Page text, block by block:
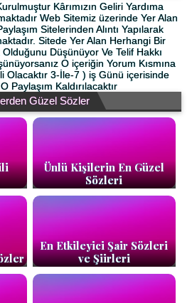
Kârımızın Geliri Yardıma
Web Sitemiz üzerinde Yer Alan
Sitelerinden Alıntı Yapılarak
Sitede Yer Alan Herhangi Bir
Olduğunu Düşünüyor Ve Telif Hakkı
O içeriğin Yorum Kısmına
Olacaktır 3-İle-7 ) iş Günü içerisinde
Paylaşım Kaldırılacaktır
Güzel Sözler
Ünlü Kişilerin En Güzel
Sözleri
En Etkileyici Şair Sözleri
ve Şiirleri